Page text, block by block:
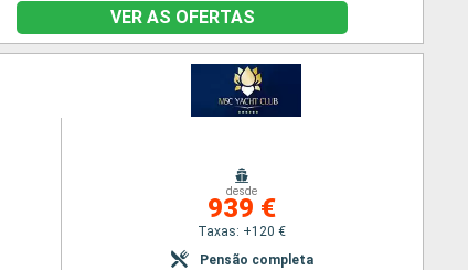
VER AS OFERTAS
desde
939 €
Taxas: +120 €
Pensão completa